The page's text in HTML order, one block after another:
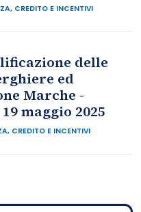
CREDITO E INCENTIVI
delle
ed
Marche -
maggio 2025
CREDITO E INCENTIVI